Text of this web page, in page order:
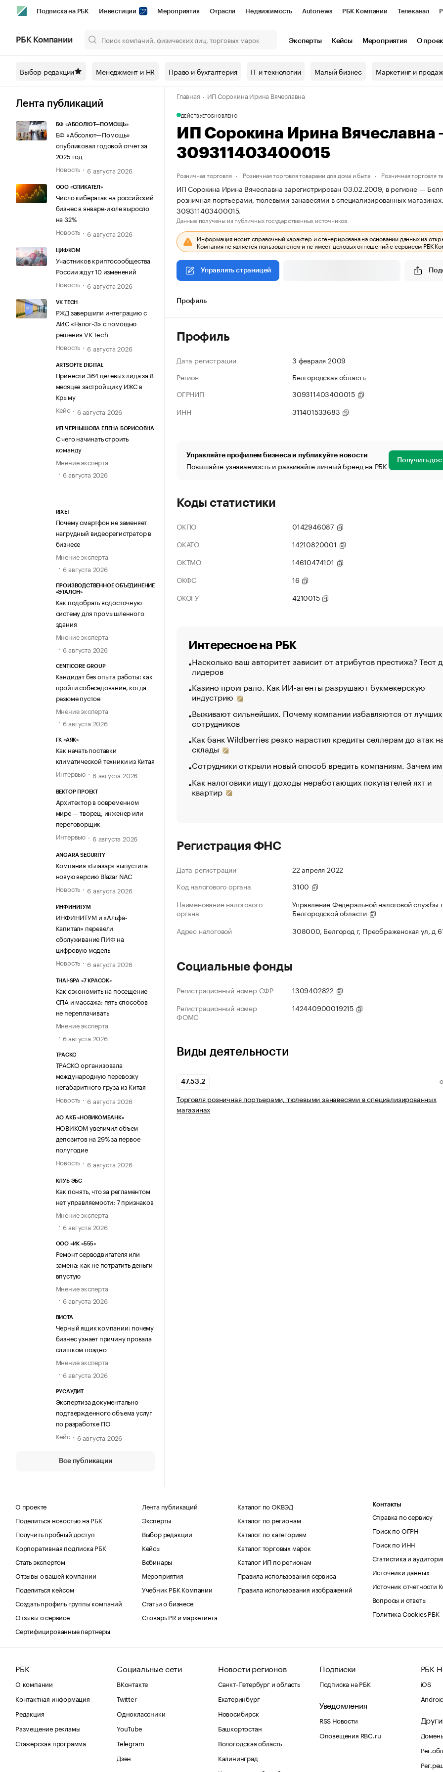
Подписка на РБК Инвестиции Мероприятия Отрасли Недвижимость Autonews РБК Компании Телеканал
Спецпроекты СПб Конференции СПб Спецпроекты Проверка контрагентов
Технологии и медиа Рынок наличной валюты
РБК Компании Эксперты Кейсы Мероприятия О
Выбор редакции Менеджмент и HR Право и бухгалтерия IT и технологии Малый бизнес Маркетинг и
Лента публикаций
БФ «АБСОЛЮТ—ПОМОЩЬ»
БФ «Абсолют—Помощь»
опубликовал годовой отчет за
2025 год
Новость
6 августа 2026
ООО «СПИКАТЕЛ»
Число кибератак на российский
бизнес в январе-июле выросло
на 32%
Новость
6 августа 2026
ЦИФКОМ
Участников криптосообщества
России ждут 10 изменений
Новость
6 августа 2026
VK TECH
РЖД завершили интеграцию с
АИС «Налог-3» с помощью
решения VK Tech
Новость
6 августа 2026
ARTSOFTE DIGITAL
Принесли 364 целевых лида за 8
месяцев застройщику ИЖС в
Крыму
Кейс
6 августа 2026
ИП ЧЕРНЫШОВА ЕЛЕНА БОРИСОВНА
С чего начинать строить
команду
Мнение эксперта
6 августа 2026
RIXET
Почему смартфон не заменяет
нагрудный видеорегистратор в
бизнесе
Мнение эксперта
6 августа 2026
ПРОИЗВОДСТВЕННОЕ ОБЪЕДИНЕНИЕ
«ЭТАЛОН»
Как подобрать водосточную
систему для промышленного
здания
Мнение эксперта
6 августа 2026
CENTICORE GROUP
Кандидат без опыта работы: как
пройти собеседование, когда
резюме пустое
Мнение эксперта
6 августа 2026
ГК «АЯК»
Как начать поставки
климатической техники из Китая
Интервью
6 августа 2026
ВЕКТОР ПРОЕКТ
Архитектор в современном
мире — творец, инженер или
переговорщик
Интервью
6 августа 2026
ANGARA SECURITY
Компания «Блазар» выпустила
новую версию Blazar NAC
Новость
6 августа 2026
ИНФИНИТУМ
ИНФИНИТУМ и «Альфа-
Капитал» перевели
обслуживание ПИФ на
цифровую модель
Новость
6 августа 2026
THAI-SPA «7 КРАСОК»
Как сэкономить на посещение
СПА и массажа: пять способов
не переплачивать
Мнение эксперта
6 августа 2026
ТРАСКО
ТРАСКО организовала
международную перевозку
негабаритного груза из Китая
Новость
6 августа 2026
АО АКБ «НОВИКОМБАНК»
НОВИКОМ увеличил объем
депозитов на 29% за первое
полугодие
Новость
6 августа 2026
КЛУБ ЭБС
Как понять, что за регламентом
нет управляемости: 7 признаков
Мнение эксперта
6 августа 2026
ООО «ИК «555»
Ремонт серводвигателя или
замена: как не потратить деньги
впустую
Мнение эксперта
6 августа 2026
ВИСТА
Черный ящик компании: почему
бизнес узнает причину провала
слишком поздно
Мнение эксперта
6 августа 2026
РУСАУДИТ
Экспертиза документально
подтвержденного объема услуг
по разработке ПО
Кейс
6 августа 2026
Все публикации
Главная ИП Сорокина Ирина Вячеславна
ДЕЙСТВУЕТОБНОВЛЕНО
ИП Сорокина Ирина
309311403400015
Розничная торговля Розничная торговля товарами для дома и быта Розничная торговля
ИП Сорокина Ирина Вячеславна зарегистрирован 03.02.2009, в регионе —
розничная портьерами, тюлевыми занавесями в специализированных
309311403400015.
Данные получены из публичных государственных источников.
Информация носит справочный характер и сгенерирована на основании данных из
Компания не является пользователем и не имеет деловых отношений с сервисом РБК
Управлять страницей
Профиль
Профиль
Дата регистрации
3 февраля 2009
Регион
Белгородская область
ОГРНИП
309311403400015
ИНН
311401533683
Управляйте профилем бизнеса и публикуйте новости
Повышайте узнаваемость и развивайте личный бренд на РБК Получить
Коды статистики
ОКПО
0142946087
ОКАТО
14210820001
ОКТМО
14610474101
ОКФС
16
ОКОГУ
4210015
Интересное на РБК
Насколько ваш авторитет зависит от атрибутов престижа? Тест
лидеров
Казино проиграло. Как ИИ-агенты разрушают букмекерскую
индустрию
Выживают сильнейших. Почему компании избавляются от лучших
сотрудников
Как банк Wildberries резко нарастил кредиты селлерам до атак
склады
Сотрудники открыли новый способ вредить компаниям. Зачем
Как налоговики ищут доходы неработающих покупателей яхт и
квартир
Регистрация ФНС
Дата регистрации
22 апреля 2022
Код налогового органа
3100
Наименование налогового
органа
Управление Федеральной налоговой службы
Белгородской области
Адрес налоговой
308000, Белгород г, Преображенская ул, д
Социальные фонды
Регистрационный номер СФР
1309402822
Регистрационный номер
ФОМС
142440900019215
Виды деятельности
47.53.2
Торговля розничная портьерами, тюлевыми занавесями в специализированных
магазинах
О проекте
Поделиться новостью на РБК
Получить пробный доступ
Корпоративная подписка РБК
Стать экспертом
Отзывы о вашей компании
Поделиться кейсом
Создать профиль группы компаний
Отзывы о сервисе
Сертифицированные партнеры
Лента публикаций
Эксперты
Выбор редакции
Кейсы
Вебинары
Мероприятия
Учебник РБК Компании
Статьи о бизнесе
Словарь PR и маркетинга
Каталог по ОКВЭД
Каталог по регионам
Каталог по категориям
Каталог торговых марок
Каталог ИП по регионам
Правила использования сервиса
Правила использования изображений
Контакты
Справка по сервису
Поиск по ОГРН
Поиск по ИНН
Статистика и
Источники данных
Источник отчетности
Вопросы и ответы
Политика Cookies РБК
РБК
О компании
Контактная информация
Редакция
Размещение рекламы
Стажерская программа
Социальные сети
ВКонтакте
Twitter
Одноклассники
YouTube
Telegram
Дзен
Новости регионов
Санкт-Петербург и область
Екатеринбург
Новосибирск
Башкортостан
Вологодская область
Калининград
Подписки
Подписка на РБК
Уведомления
RSS Новости
Оповещения RBC.ru
РБК
iOS